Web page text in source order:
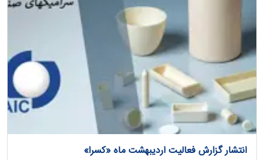
انتشار گزارش فعالیت اردیبهشت ماه «کسرا»